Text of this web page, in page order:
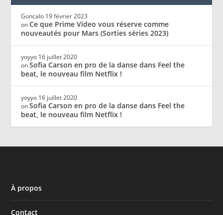
Goncalo 19 février 2023
onCe que Prime Video vous réserve comme
nouveautés pour Mars (Sorties séries 2023)
yoyyo 16 juillet 2020
onSofia Carson en pro de la danse dans Feel the
beat, le nouveau film Netflix !
yoyyo 16 juillet 2020
onSofia Carson en pro de la danse dans Feel the
beat, le nouveau film Netflix !
À propos
Contact